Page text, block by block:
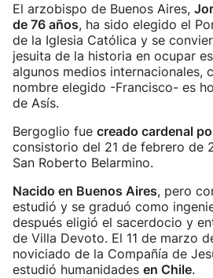
El arzobispo de Buenos Aires,
de 76 años, ha sido elegido el
de la Iglesia Católica y se
jesuita de la historia en ocupar
algunos medios internacionales,
nombre elegido -Francisco- es
de Asís.
Bergoglio fue creado cardenal
consistorio del 21 de febrero de
San Roberto Belarmino.
Nacido en Buenos Aires, pero
estudió y se graduó como
después eligió el sacerdocio y
de Villa Devoto. El 11 de marzo
noviciado de la Compañía de
estudió humanidades en Chile.